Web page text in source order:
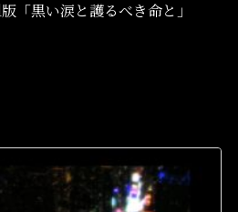
「黒い涙と護るべき命と」